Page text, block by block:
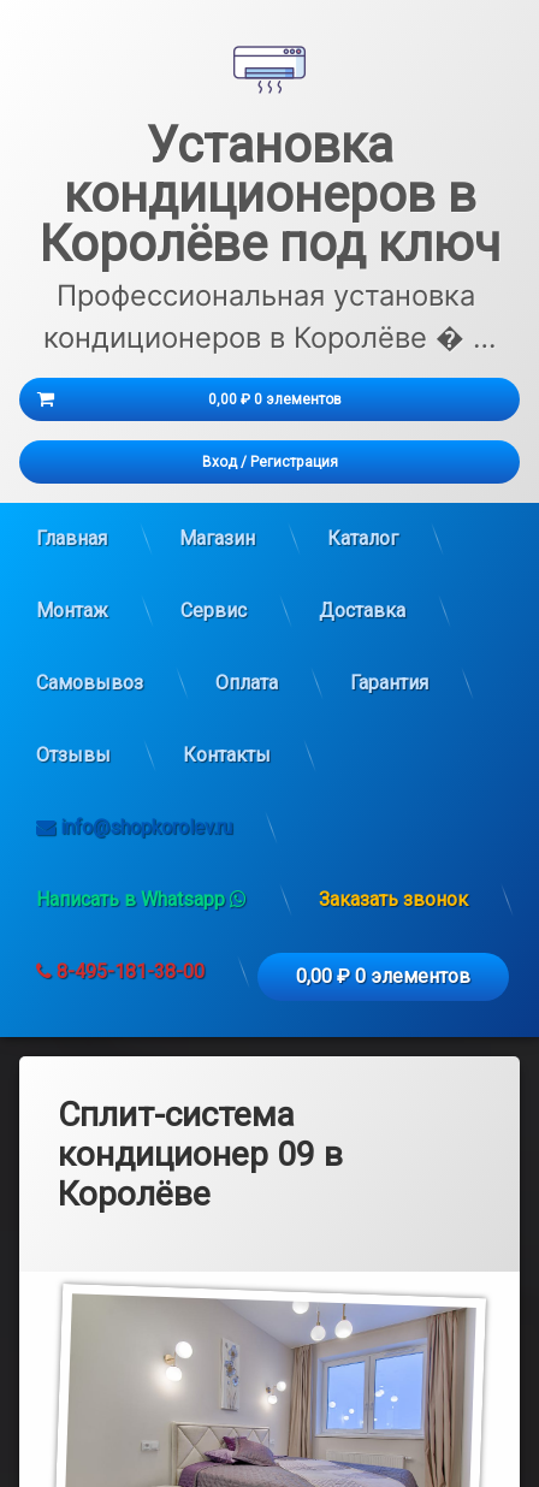
Установка
кондиционеров в
Королёве под ключ
Профессиональная установка
кондиционеров в Королёве � …
0,00 ₽ 0 элементов
Корзина пуста.
Вход/Регистрация
Главная Магазин Каталог
Монтаж Сервис Доставка
Самовывоз Оплата Гарантия
Отзывы Контакты
info@shopkorolev.ru
Написать в Whatsapp Заказать звонок
8-495-181-38-00 0,00 ₽0 элементов
Сплит-система
кондиционер 09 в
Королёве